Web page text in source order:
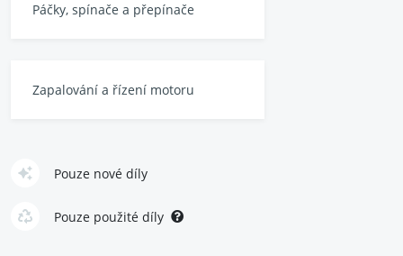
Páčky, spínače a přepínače
Zapalování a řízení motoru
Pouze nové díly
Pouze použité díly